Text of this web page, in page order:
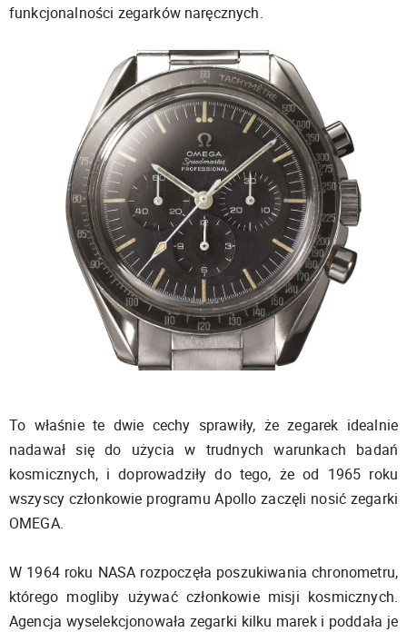
funkcjonalności zegarków naręcznych.
To właśnie te dwie cechy sprawiły, że zegarek idealnie
nadawał się do użycia w trudnych warunkach badań
kosmicznych, i doprowadziły do tego, że od 1965 roku
wszyscy członkowie programu Apollo zaczęli nosić zegarki
OMEGA.
W 1964 roku NASA rozpoczęła poszukiwania chronometru,
którego mogliby używać członkowie misji kosmicznych.
Agencja wyselekcjonowała zegarki kilku marek i poddała je